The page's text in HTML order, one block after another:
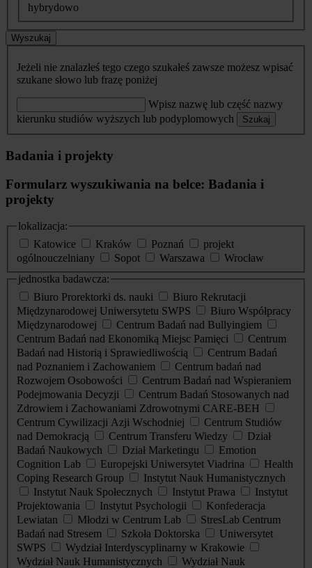
hybrydowo
Wyszukaj
Jeżeli nie znalazłeś tego czego szukałeś zawsze możesz wpisać
szukane słowo lub frazę poniżej
Wpisz nazwę lub część nazwy
kierunku studiów wyższych lub podyplomowych
Szukaj
Badania i projekty
Formularz wyszukiwania na belce: Badania i
projekty
lokalizacja:
Katowice
Kraków Poznań
projekt
ogólnouczelniany
Sopot Warszawa
Wrocław
jednostka badawcza:
Biuro Prorektorki ds. nauki
Biuro Rekrutacji
Międzynarodowej Uniwersytetu SWPS
Biuro Współpracy
Międzynarodowej
Centrum Badań nad Bullyingiem
Centrum Badań nad Ekonomiką Miejsc Pamięci
Centrum
Badań nad Historią i Sprawiedliwością
Centrum Badań
nad Poznaniem i Zachowaniem
Centrum badań nad
Rozwojem Osobowości
Centrum Badań nad Wspieraniem
Podejmowania Decyzji
Centrum Badań Stosowanych nad
Zdrowiem i Zachowaniami Zdrowotnymi CARE-BEH
Centrum Cywilizacji Azji Wschodniej
Centrum Studiów
nad Demokracją
Centrum Transferu Wiedzy
Dział
Badań Naukowych
Dział Marketingu
Emotion
Cognition Lab
Europejski Uniwersytet Viadrina
Health
Coping Research Group
Instytut Nauk Humanistycznych
Instytut Nauk Społecznych
Instytut Prawa
Instytut
Projektowania
Instytut Psychologii
Konfederacja
Lewiatan
Młodzi w Centrum Lab
StresLab Centrum
Badań nad Stresem
Szkoła Doktorska
Uniwersytet
SWPS
Wydział Interdyscyplinarny w Krakowie
Wydział Nauk Humanistycznych
Wydział Nauk